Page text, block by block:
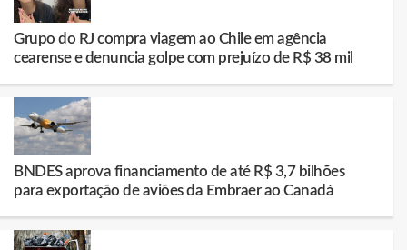
Grupo do RJ compra viagem ao Chile em agência
cearense e denuncia golpe com prejuízo de R$ 38 mil
BNDES aprova financiamento de até R$ 3,7 bilhões
para exportação de aviões da Embraer ao Canadá